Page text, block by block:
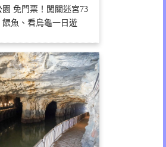
免門票！闖關迷宮73
魚、看烏龜一日遊